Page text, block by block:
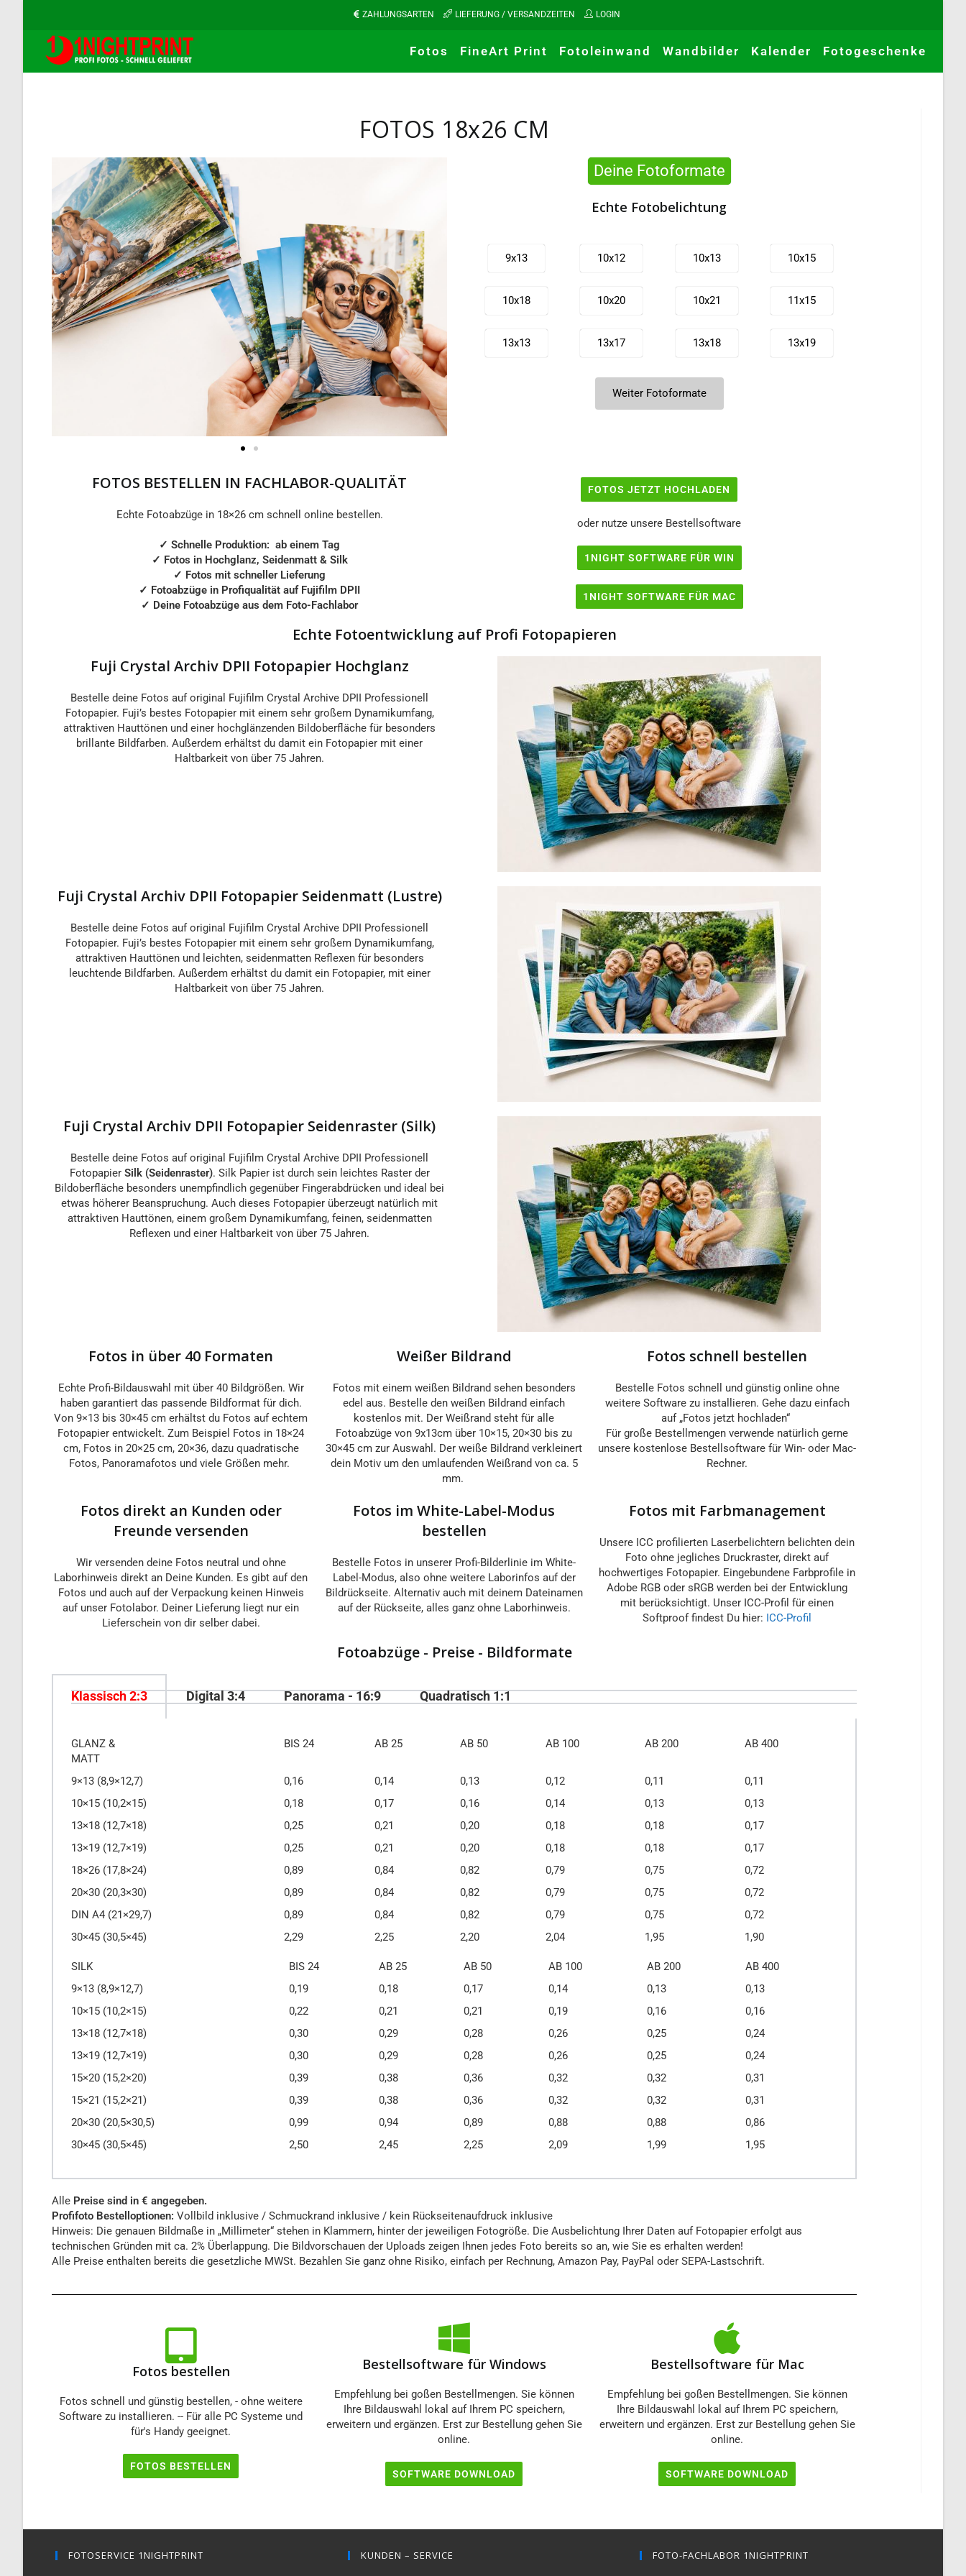
ZAHLUNGSARTEN LIEFERUNG / VERSANDZEITEN LOGIN
Fotos FineArt Print Fotoleinwand Wandbilder Kalender Fotogeschenke
FOTOS 18x26 CM
Deine Fotoformate
Echte Fotobelichtung
9x13 10x12 10x13 10x15
10x18 10x20 10x21 11x15
13x13 13x17 13x18 13x19
20x25 20x27
20x40 20x45
30x40 30x42
Weiter Fotoformate
FOTOS BESTELLEN IN FACHLABOR-QUALITÄT
Echte Fotoabzüge in 18×26 cm schnell online bestellen.
✓ Schnelle Produktion: ab einem Tag
✓ Fotos in Hochglanz, Seidenmatt & Silk
✓ Fotos mit schneller Lieferung
✓ Fotoabzüge in Profiqualität auf Fujifilm DPII
✓ Deine Fotoabzüge aus dem Foto-Fachlabor
FOTOS JETZT HOCHLADEN
oder nutze unsere Bestellsoftware
1NIGHT SOFTWARE FÜR WIN
1NIGHT SOFTWARE FÜR MAC
Echte Fotoentwicklung auf Profi Fotopapieren
Fuji Crystal Archiv DPII Fotopapier Hochglanz
Bestelle deine Fotos auf original Fujifilm Crystal Archive DPII Professionell
Fotopapier. Fuji’s bestes Fotopapier mit einem sehr großem Dynamikumfang,
attraktiven Hauttönen und einer hochglänzenden Bildoberfläche für besonders
brillante Bildfarben. Außerdem erhältst du damit ein Fotopapier mit einer
Haltbarkeit von über 75 Jahren.
Fuji Crystal Archiv DPII Fotopapier Seidenmatt (Lustre)
Bestelle deine Fotos auf original Fujifilm Crystal Archive DPII Professionell
Fotopapier. Fuji’s bestes Fotopapier mit einem sehr großem Dynamikumfang,
attraktiven Hauttönen und leichten, seidenmatten Reflexen für besonders
leuchtende Bildfarben. Außerdem erhältst du damit ein Fotopapier, mit einer
Haltbarkeit von über 75 Jahren.
Fuji Crystal Archiv DPII Fotopapier Seidenraster (Silk)
Bestelle deine Fotos auf original Fujifilm Crystal Archive DPII Professionell
Fotopapier Silk (Seidenraster). Silk Papier ist durch sein leichtes Raster der
Bildoberfläche besonders unempfindlich gegenüber Fingerabdrücken und ideal bei
etwas höherer Beanspruchung. Auch dieses Fotopapier überzeugt natürlich mit
attraktiven Hauttönen, einem großem Dynamikumfang, feinen, seidenmatten
Reflexen und einer Haltbarkeit von über 75 Jahren.
Fotos in über 40 Formaten
Echte Profi-Bildauswahl mit über 40 Bildgrößen. Wir
haben garantiert das passende Bildformat für dich.
Von 9×13 bis 30×45 cm erhältst du Fotos auf echtem
Fotopapier entwickelt. Zum Beispiel Fotos in 18×24
cm, Fotos in 20×25 cm, 20×36, dazu quadratische
Fotos, Panoramafotos und viele Größen mehr.
Weißer Bildrand
Fotos mit einem weißen Bildrand sehen besonders
edel aus. Bestelle den weißen Bildrand einfach
kostenlos mit. Der Weißrand steht für alle
Fotoabzüge von 9x13cm über 10×15, 20×30 bis zu
30×45 cm zur Auswahl. Der weiße Bildrand verkleinert
dein Motiv um den umlaufenden Weißrand von ca. 5
mm.
Fotos schnell bestellen
Bestelle Fotos schnell und günstig online ohne
weitere Software zu installieren. Gehe dazu einfach
auf „Fotos jetzt hochladen“
Für große Bestellmengen verwende natürlich gerne
unsere kostenlose Bestellsoftware für Win- oder Mac-
Rechner.
Fotos direkt an Kunden oder
Freunde versenden
Wir versenden deine Fotos neutral und ohne
Laborhinweis direkt an Deine Kunden. Es gibt auf den
Fotos und auch auf der Verpackung keinen Hinweis
auf unser Fotolabor. Deiner Lieferung liegt nur ein
Lieferschein von dir selber dabei.
Fotos im White-Label-Modus
bestellen
Bestelle Fotos in unserer Profi-Bilderlinie im White-
Label-Modus, also ohne weitere Laborinfos auf der
Bildrückseite. Alternativ auch mit deinem Dateinamen
auf der Rückseite, alles ganz ohne Laborhinweis.
Fotos mit Farbmanagement
Unsere ICC profilierten Laserbelichtern belichten dein
Foto ohne jegliches Druckraster, direkt auf
hochwertiges Fotopapier. Eingebundene Farbprofile in
Adobe RGB oder sRGB werden bei der Entwicklung
mit berücksichtigt. Unser ICC-Profil für einen
Softproof findest Du hier: ICC-Profil
Fotoabzüge - Preise - Bildformate
Klassisch 2:3 Digital 3:4 Panorama - 16:9 Quadratisch 1:1
GLANZ &
MATT
BIS 24 AB 25 AB 50 AB 100 AB 200 AB 400
9×13 (8,9×12,7) 0,16 0,14 0,13 0,12 0,11
0,11
10×15 (10,2×15)
0,18 0,17 0,16 0,14 0,13
0,13
13×18 (12,7×18)
0,25 0,21 0,20 0,18 0,18
0,17
13×19 (12,7×19)
0,25 0,21 0,20 0,18 0,18
0,17
18×26 (17,8×24)
0,89 0,84 0,82 0,79 0,75
0,72
20×30 (20,3×30)
0,89 0,84 0,82 0,79 0,75
0,72
DIN A4 (21×29,7)
0,89 0,84 0,82 0,79 0,75
0,72
30×45 (30,5×45)
2,29 2,25 2,20 2,04 1,95 1,90
SILK BIS 24 AB 25 AB 50 AB 100 AB 200
AB 400
9×13 (8,9×12,7)
0,19 0,18 0,17 0,14 0,13
0,13
10×15 (10,2×15)
0,22 0,21 0,21 0,19 0,16
0,16
13×18 (12,7×18)
0,30 0,29 0,28 0,26 0,25
0,24
13×19 (12,7×19)
0,30 0,29 0,28 0,26 0,25
0,24
15×20 (15,2×20)
0,39 0,38 0,36 0,32 0,32
0,31
15×21 (15,2×21)
0,39 0,38 0,36 0,32 0,32
0,31
20×30 (20,5×30,5)
0,99 0,94 0,89 0,88 0,88
0,86
30×45 (30,5×45)
2,50 2,45 2,25 2,09 1,99 1,95
Alle Preise sind in € angegeben.
Profifoto Bestelloptionen: Vollbild inklusive / Schmuckrand inklusive / kein Rückseitenaufdruck inklusive
Hinweis: Die genauen Bildmaße in „Millimeter“ stehen in Klammern, hinter der jeweiligen Fotogröße. Die Ausbelichtung Ihrer Daten auf Fotopapier erfolgt aus
technischen Gründen mit ca. 2% Überlappung. Die Bildvorschauen der Uploads zeigen Ihnen jedes Foto bereits so an, wie Sie es erhalten werden!
Alle Preise enthalten bereits die gesetzliche MWSt. Bezahlen Sie ganz ohne Risiko, einfach per Rechnung, Amazon Pay, PayPal oder SEPA-Lastschrift.
Fotos bestellen
Fotos schnell und günstig bestellen, - ohne weitere
Software zu installieren. -- Für alle PC Systeme und
für's Handy geeignet.
FOTOS BESTELLEN
Bestellsoftware für Windows
Empfehlung bei goßen Bestellmengen. Sie können
Ihre Bildauswahl lokal auf Ihrem PC speichern,
erweitern und ergänzen. Erst zur Bestellung gehen Sie
online.
SOFTWARE DOWNLOAD
Bestellsoftware für Mac
Empfehlung bei goßen Bestellmengen. Sie können
Ihre Bildauswahl lokal auf Ihrem PC speichern,
erweitern und ergänzen. Erst zur Bestellung gehen Sie
online.
SOFTWARE DOWNLOAD
FOTOSERVICE 1NIGHTPRINT KUNDEN – SERVICE FOTO-FACHLABOR 1NIGHTPRINT